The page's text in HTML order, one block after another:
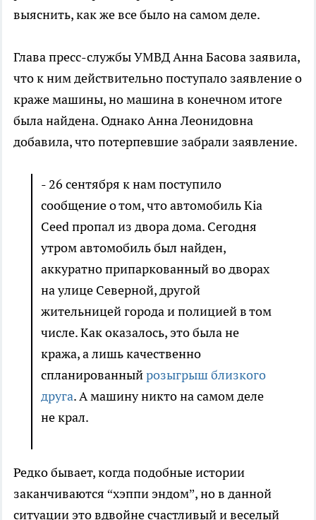
выяснить, как же все было на самом деле.
Глава пресс-службы УМВД Анна Басова заявила,
что к ним действительно поступало заявление о
краже машины, но машина в конечном итоге
была найдена. Однако Анна Леонидовна
добавила, что потерпевшие забрали заявление.
- 26 сентября к нам поступило
сообщение о том, что автомобиль Kia
Ceed пропал из двора дома. Сегодня
утром автомобиль был найден,
аккуратно припаркованный во дворах
на улице Северной, другой
жительницей города и полицией в том
числе. Как оказалось, это была не
кража, а лишь качественно
спланированныйрозыгрыш близкого
друга. А машину никто на самом деле
не крал.
Редко бывает, когда подобные истории
заканчиваются “хэппи эндом”, но в данной
ситуации это вдвойне счастливый и веселый